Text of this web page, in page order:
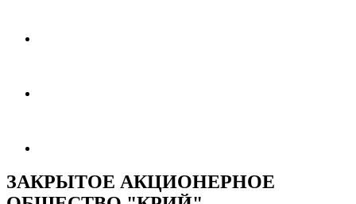
ЗАКРЫТОЕ АКЦИОНЕРНОЕ